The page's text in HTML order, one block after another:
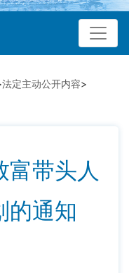
法定主动公开内容>
富带头人
的通知